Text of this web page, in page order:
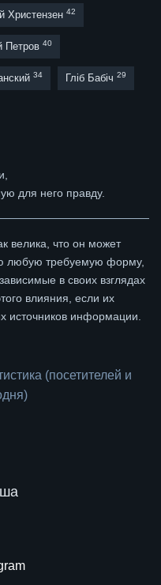
Христензен 42
Петров 40
34 Гліб Бабіч 29
для него правду.
велика, что он может
любую требуемую форму,
в своих взглядах
влияния, если их
источников информации.